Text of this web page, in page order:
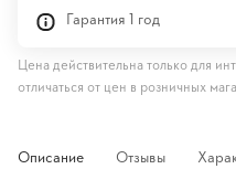
Гарантия 1 год
Цена действительна только для
отличаться от цен в розничных
Описание Отзывы